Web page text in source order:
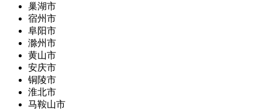
巢湖市
宿州市
阜阳市
滁州市
黄山市
安庆市
铜陵市
淮北市
马鞍山市